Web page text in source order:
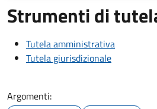
Strumenti di
Tutela amministrativa
Tutela giurisdizionale
Argomenti: